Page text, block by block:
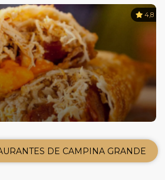
4,8
DE CAMPINA GRANDE